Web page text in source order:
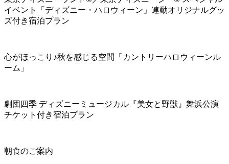
イベント「ディズニー・ハロウィーン」連動オリジナルグッ
ズ付き宿泊プラン
心がほっこり♪秋を感じる空間「カントリーハロウィーンル
ーム」
劇団四季 ディズニーミュージカル『美女と野獣』舞浜公演
チケット付き宿泊プラン
朝食のご案内